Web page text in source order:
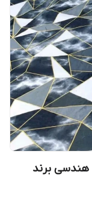
برند